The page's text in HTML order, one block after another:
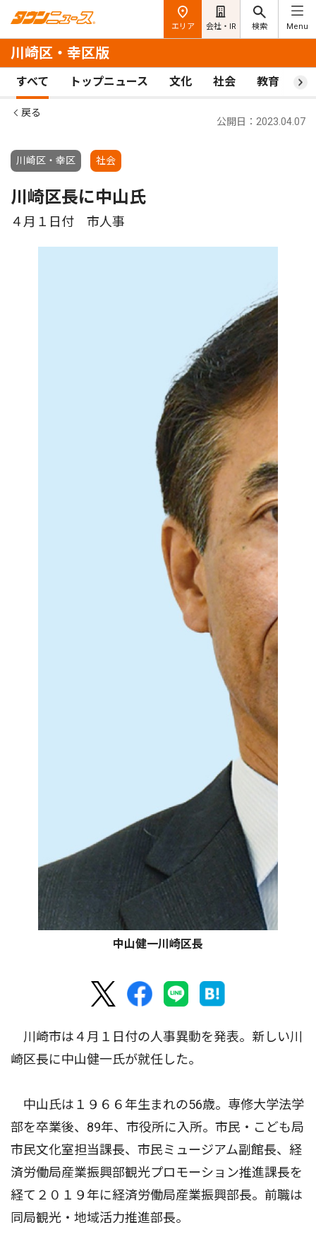
エリア 会社・IR 検索 Menu
川崎区・幸区版
すべて トップニュース 文化 社会 教育 ス
戻る
川崎区・幸区 社会
公開日：2023.04.07
川崎区長に中山氏
４月１日付 市人事
中山健一川崎区長
川崎市は４月１日付の人事異動を発表。新しい川
崎区長に中山健一氏が就任した。
中山氏は１９６６年生まれの56歳。専修大学法学
部を卒業後、89年、市役所に入所。市民・こども局
市民文化室担当課長、市民ミュージアム副館長、経
済労働局産業振興部観光プロモーション推進課長を
経て２０１９年に経済労働局産業振興部長。前職は
同局観光・地域活力推進部長。